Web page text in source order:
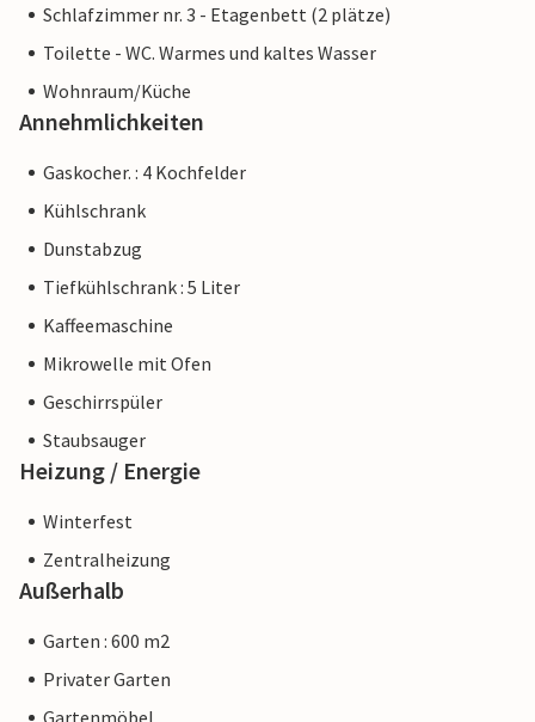
Schlafzimmer nr. 3 - Etagenbett (2 plätze)
Toilette - WC. Warmes und kaltes Wasser
Wohnraum/Küche
Annehmlichkeiten
Gaskocher. : 4 Kochfelder
Kühlschrank
Dunstabzug
Tiefkühlschrank : 5 Liter
Kaffeemaschine
Mikrowelle mit Ofen
Geschirrspüler
Staubsauger
Heizung / Energie
Winterfest
Zentralheizung
Außerhalb
Garten : 600 m2
Privater Garten
Gartenmöbel